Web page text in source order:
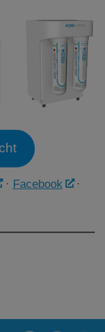
· Facebook
·